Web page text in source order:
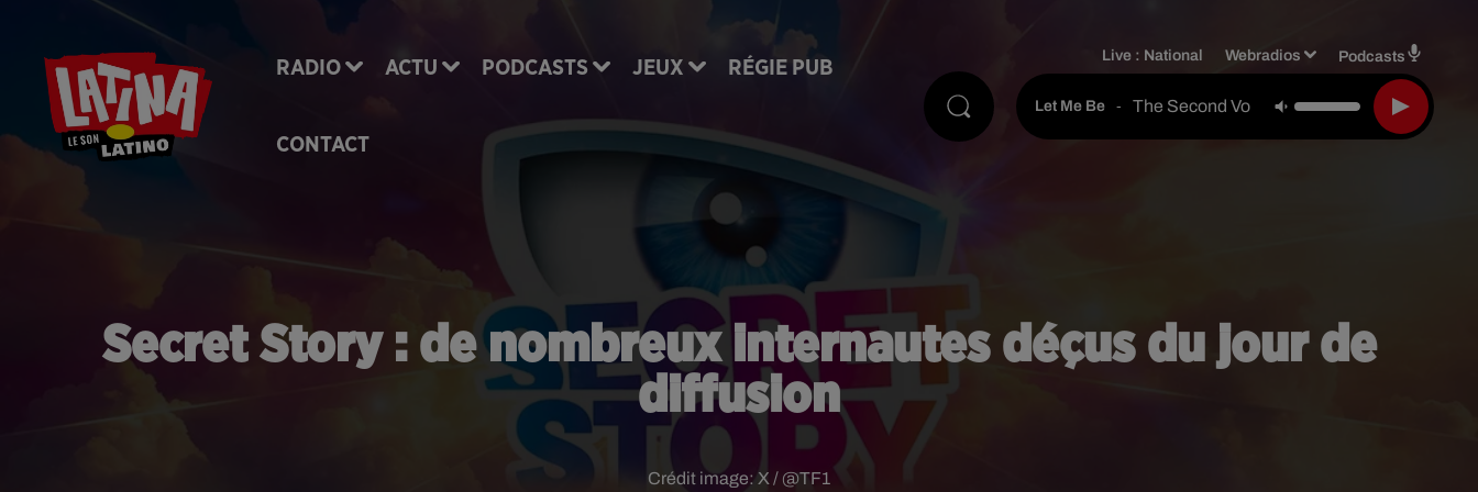
RADIO ACTU PODCASTS JEUX RÉGIE PUB
CONTACT
Live : National Webradios Podcasts
Let Me Be - The Second Voice
Secret Story : de nombreux internautes déçus du jour de
diffusion
Crédit image:X / @TF1